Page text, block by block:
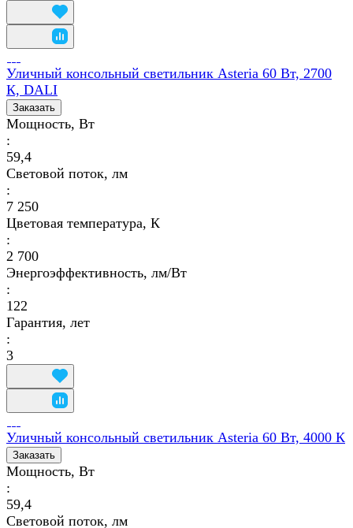
Уличный консольный светильник Asteria 60 Вт, 2700
К, DALI
Заказать
Мощность, Вт
:
59,4
Световой поток, лм
:
7 250
Цветовая температура, К
:
2 700
Энергоэффективность, лм/Вт
:
122
Гарантия, лет
:
3
Уличный консольный светильник Asteria 60 Вт, 4000 К
Заказать
Мощность, Вт
:
59,4
Световой поток, лм